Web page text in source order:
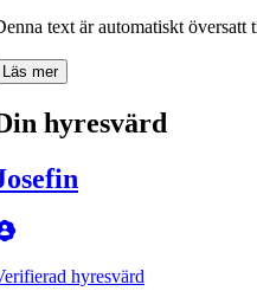
text är automatiskt
Läs mer
hyresvärd
hyresvärd